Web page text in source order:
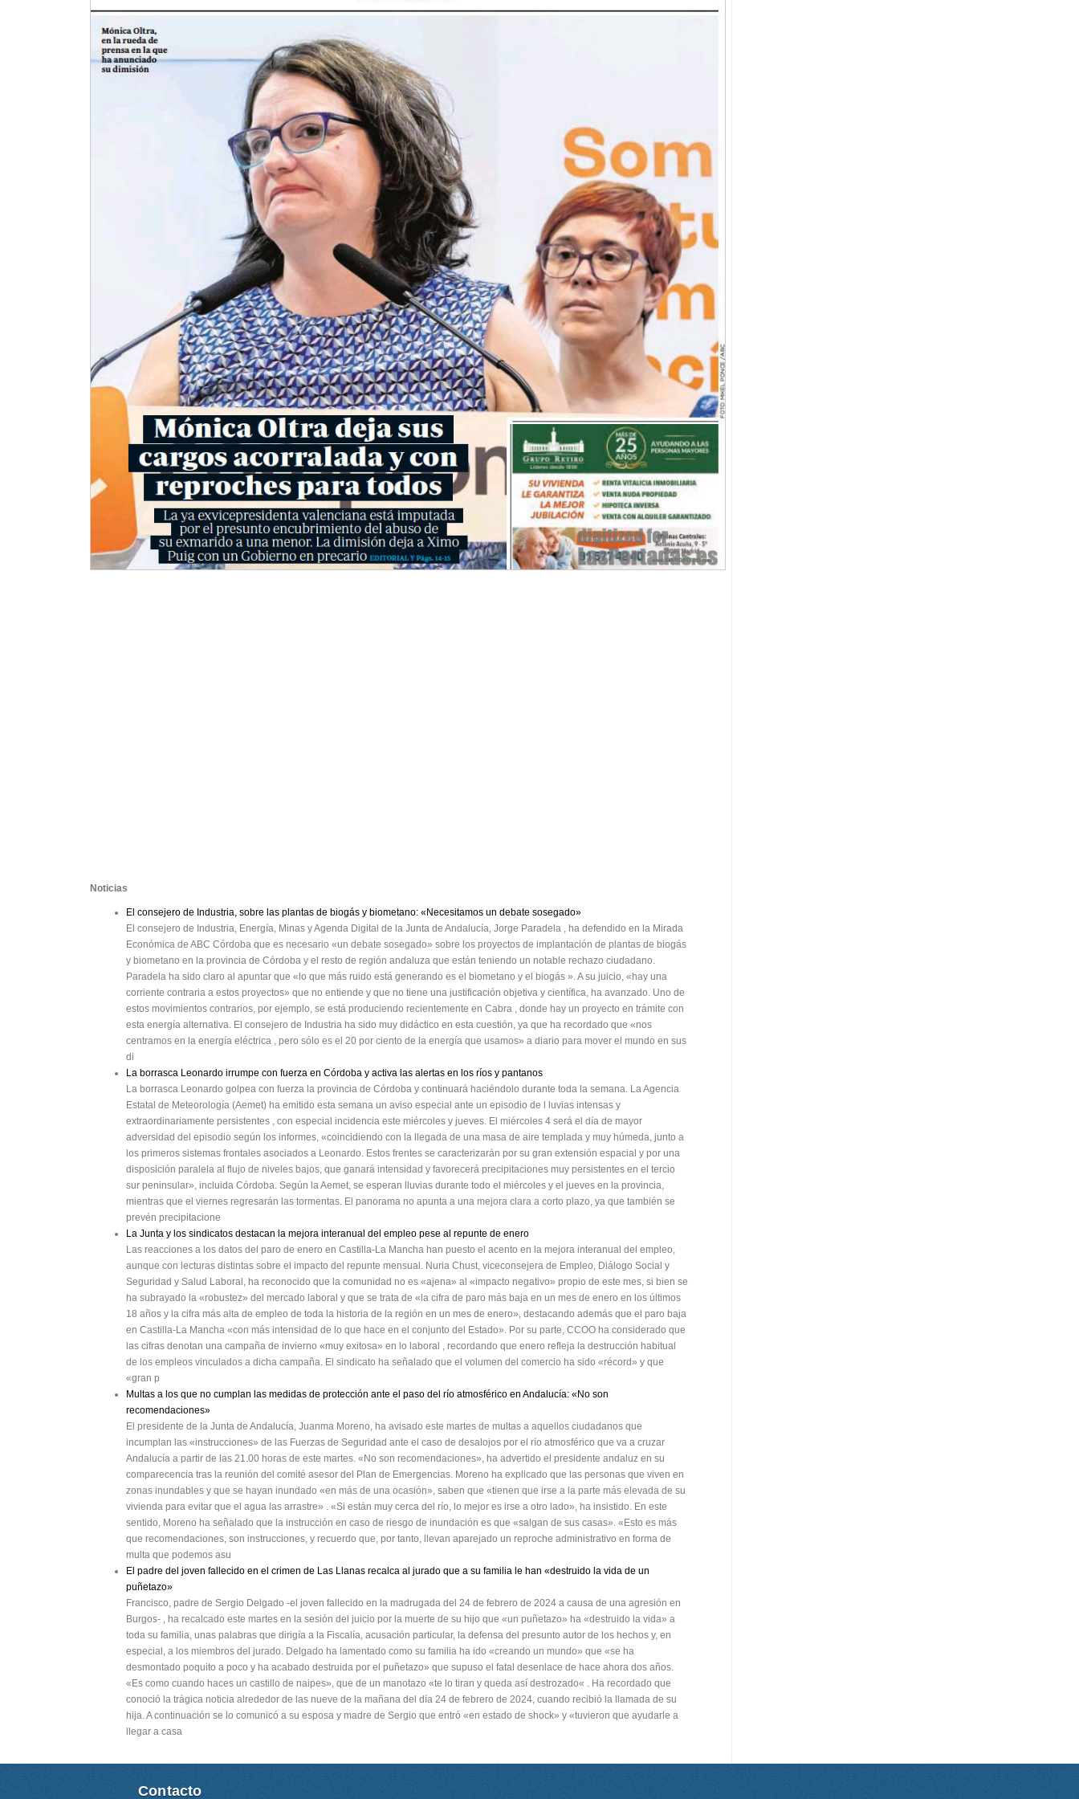
Noticias
El consejero de Industria, sobre las plantas de biogás y biometano: «Necesitamos un debate sosegado»
El consejero de Industria, Energía, Minas y Agenda Digital de la Junta de Andalucía, Jorge Paradela , ha defendido en la Mirada
Económica de ABC Córdoba que es necesario «un debate sosegado» sobre los proyectos de implantación de plantas de biogás
y biometano en la provincia de Córdoba y el resto de región andaluza que están teniendo un notable rechazo ciudadano.
Paradela ha sido claro al apuntar que «lo que más ruido está generando es el biometano y el biogás ». A su juicio, «hay una
corriente contraria a estos proyectos» que no entiende y que no tiene una justificación objetiva y científica, ha avanzado. Uno de
estos movimientos contrarios, por ejemplo, se está produciendo recientemente en Cabra , donde hay un proyecto en trámite con
esta energía alternativa. El consejero de Industria ha sido muy didáctico en esta cuestión, ya que ha recordado que «nos
centramos en la energía eléctrica , pero sólo es el 20 por ciento de la energía que usamos» a diario para mover el mundo en sus
di
La borrasca Leonardo irrumpe con fuerza en Córdoba y activa las alertas en los ríos y pantanos
La borrasca Leonardo golpea con fuerza la provincia de Córdoba y continuará haciéndolo durante toda la semana. La Agencia
Estatal de Meteorología (Aemet) ha emitido esta semana un aviso especial ante un episodio de l luvias intensas y
extraordinariamente persistentes , con especial incidencia este miércoles y jueves. El miércoles 4 será el día de mayor
adversidad del episodio según los informes, «coincidiendo con la llegada de una masa de aire templada y muy húmeda, junto a
los primeros sistemas frontales asociados a Leonardo. Estos frentes se caracterizarán por su gran extensión espacial y por una
disposición paralela al flujo de niveles bajos, que ganará intensidad y favorecerá precipitaciones muy persistentes en el tercio
sur peninsular», incluida Córdoba. Según la Aemet, se esperan lluvias durante todo el miércoles y el jueves en la provincia,
mientras que el viernes regresarán las tormentas. El panorama no apunta a una mejora clara a corto plazo, ya que también se
prevén precipitacione
La Junta y los sindicatos destacan la mejora interanual del empleo pese al repunte de enero
Las reacciones a los datos del paro de enero en Castilla-La Mancha han puesto el acento en la mejora interanual del empleo,
aunque con lecturas distintas sobre el impacto del repunte mensual. Nuria Chust, viceconsejera de Empleo, Diálogo Social y
Seguridad y Salud Laboral, ha reconocido que la comunidad no es «ajena» al «impacto negativo» propio de este mes, si bien se
ha subrayado la «robustez» del mercado laboral y que se trata de «la cifra de paro más baja en un mes de enero en los últimos
18 años y la cifra más alta de empleo de toda la historia de la región en un mes de enero», destacando además que el paro baja
en Castilla-La Mancha «con más intensidad de lo que hace en el conjunto del Estado». Por su parte, CCOO ha considerado que
las cifras denotan una campaña de invierno «muy exitosa» en lo laboral , recordando que enero refleja la destrucción habitual
de los empleos vinculados a dicha campaña. El sindicato ha señalado que el volumen del comercio ha sido «récord» y que
«gran p
Multas a los que no cumplan las medidas de protección ante el paso del río atmosférico en Andalucía: «No son
recomendaciones»
El presidente de la Junta de Andalucía, Juanma Moreno, ha avisado este martes de multas a aquellos ciudadanos que
incumplan las «instrucciones» de las Fuerzas de Seguridad ante el caso de desalojos por el río atmosférico que va a cruzar
Andalucía a partir de las 21.00 horas de este martes. «No son recomendaciones», ha advertido el presidente andaluz en su
comparecencia tras la reunión del comité asesor del Plan de Emergencias. Moreno ha explicado que las personas que viven en
zonas inundables y que se hayan inundado «en más de una ocasión», saben que «tienen que irse a la parte más elevada de su
vivienda para evitar que el agua las arrastre» . «Si están muy cerca del río, lo mejor es irse a otro lado», ha insistido. En este
sentido, Moreno ha señalado que la instrucción en caso de riesgo de inundación es que «salgan de sus casas». «Esto es más
que recomendaciones, son instrucciones, y recuerdo que, por tanto, llevan aparejado un reproche administrativo en forma de
multa que podemos asu
El padre del joven fallecido en el crimen de Las Llanas recalca al jurado que a su familia le han «destruido la vida de un
puñetazo»
Francisco, padre de Sergio Delgado -el joven fallecido en la madrugada del 24 de febrero de 2024 a causa de una agresión en
Burgos- , ha recalcado este martes en la sesión del juicio por la muerte de su hijo que «un puñetazo» ha «destruido la vida» a
toda su familia, unas palabras que dirigía a la Fiscalía, acusación particular, la defensa del presunto autor de los hechos y, en
especial, a los miembros del jurado. Delgado ha lamentado como su familia ha ido «creando un mundo» que «se ha
desmontado poquito a poco y ha acabado destruida por el puñetazo» que supuso el fatal desenlace de hace ahora dos años.
«Es como cuando haces un castillo de naipes», que de un manotazo «te lo tiran y queda así destrozado« . Ha recordado que
conoció la trágica noticia alrededor de las nueve de la mañana del día 24 de febrero de 2024, cuando recibió la llamada de su
hija. A continuación se lo comunicó a su esposa y madre de Sergio que entró «en estado de shock» y «tuvieron que ayudarle a
llegar a casa
Contacto